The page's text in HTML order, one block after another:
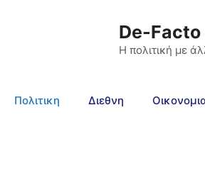
De-Facto
Η πολιτική με
Πολιτικη Διεθνη